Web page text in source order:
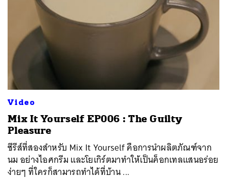
Video
Mix It Yourself EP006 : The Guilty
Pleasure
ซีรีส์ที่สองสำหรับ Mix It Yourself คือการนำผลิตภัณฑ์จาก
นม อย่างไอศกรีม และโยเกิร์ตมาทำให้เป็นค็อกเทลแสนอร่อย
ง่ายๆ ที่ใครก็สามารถทำได้ที่บ้าน ...